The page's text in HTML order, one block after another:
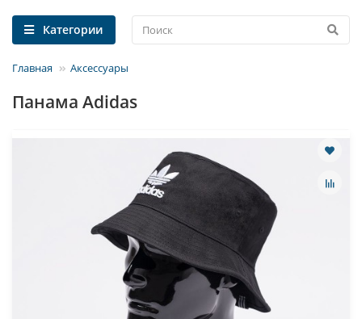
Категории
Главная Аксессуары
Панама Adidas